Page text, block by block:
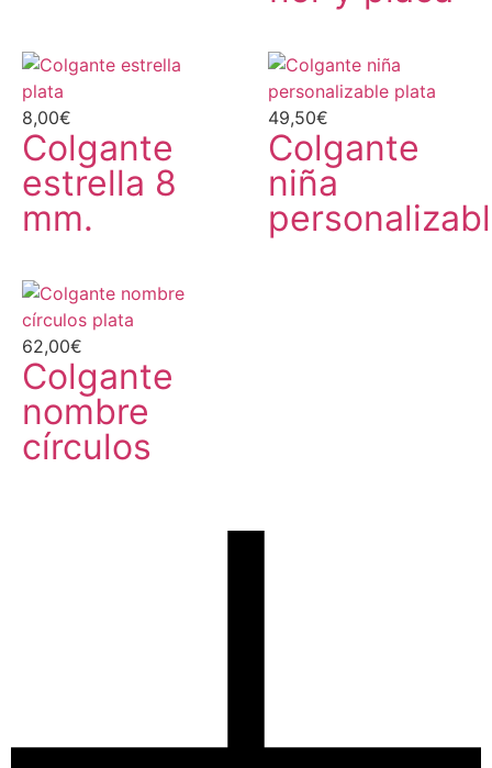
8,00€
Colgante
estrella 8
mm.
49,50€
Colgante
niña
62,00€
Colgante
nombre
círculos